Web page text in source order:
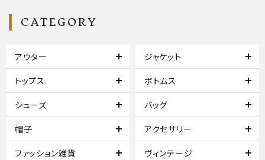
CATEGORY
アウター ジャケット
トップス ボトムス
シューズ バッグ
帽子 アクセサリー
ファッション雑貨 ヴィンテージ